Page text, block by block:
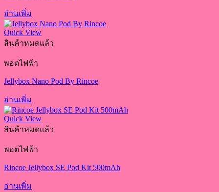
อ่านเพิ่ม
Quick View
สินค้าหมดแล้ว
พอตไฟฟ้า
Jellybox Nano Pod By Rincoe
อ่านเพิ่ม
Quick View
สินค้าหมดแล้ว
พอตไฟฟ้า
Rincoe Jellybox SE Pod Kit 500mAh
อ่านเพิ่ม